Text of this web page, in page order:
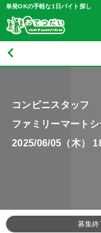
単発OKの手軽な1日バイト探し
コンビニスタッフ
ファミリーマート
2025/06/05（木）
募集終